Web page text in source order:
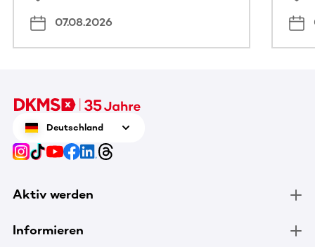
07.08.2026
Deutschland
Aktiv werden
Informieren